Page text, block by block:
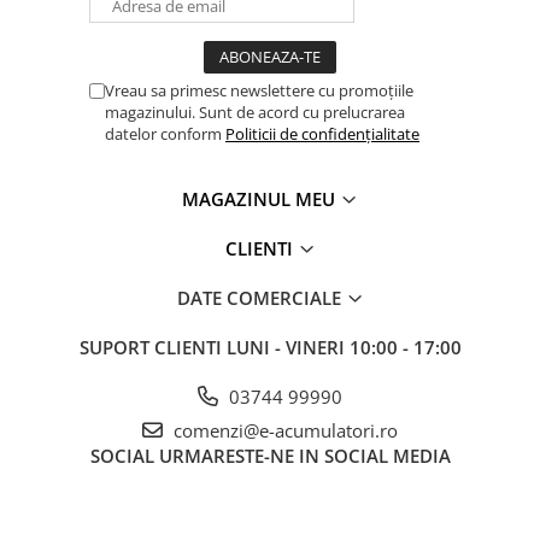
Statii de incarcare EV
Vreau sa primesc newslettere cu promoțiile
magazinului. Sunt de acord cu prelucrarea
datelor conform Politicii de confidențialitate
MAGAZINUL MEU
CLIENTI
DATE COMERCIALE
SUPORT CLIENTI LUNI - VINERI 10:00 - 17:00
03744 99990
comenzi@e-acumulatori.ro
SOCIAL URMARESTE-NE IN SOCIAL MEDIA